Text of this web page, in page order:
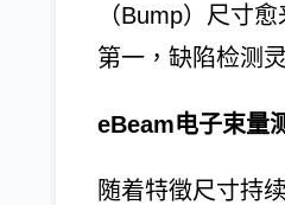
（Bump）尺寸
第一，缺陷检测
eBeam电子束量
随着特徵尺寸持